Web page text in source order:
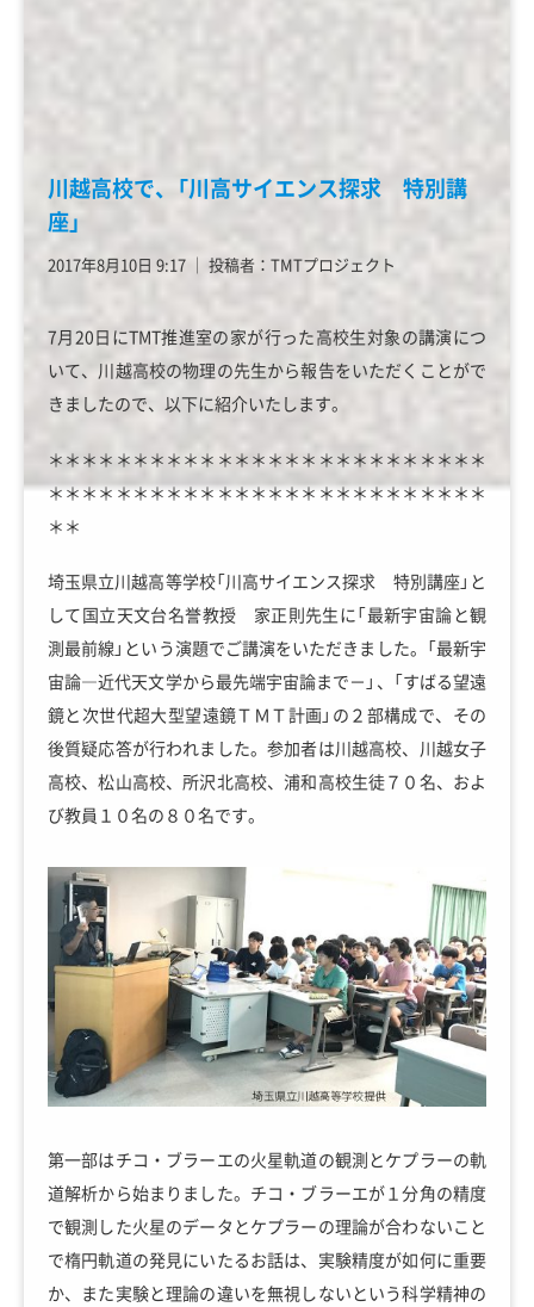
川越高校で、「川高サイエンス探求 特別講
座」
2017年8月10日 9:17 │ 投稿者：TMTプロジェクト
7月20日にTMT推進室の家が行った高校生対象の講演につ
いて、川越高校の物理の先生から報告をいただくことがで
きましたので、以下に紹介いたします。
＊＊＊＊＊＊＊＊＊＊＊＊＊＊＊＊＊＊＊＊＊＊＊＊＊＊
＊＊＊＊＊＊＊＊＊＊＊＊＊＊＊＊＊＊＊＊＊＊＊＊＊＊
＊＊
埼玉県立川越高等学校「川高サイエンス探求 特別講座」と
して国立天文台名誉教授 家正則先生に「最新宇宙論と観
測最前線」という演題でご講演をいただきました。「最新宇
宙論―近代天文学から最先端宇宙論まで－」、「すばる望遠
鏡と次世代超大型望遠鏡ＴＭＴ計画」の２部構成で、その
後質疑応答が行われました。参加者は川越高校、川越女子
高校、松山高校、所沢北高校、浦和高校生徒７０名、およ
び教員１０名の８０名です。
第一部はチコ・ブラーエの火星軌道の観測とケプラーの軌
道解析から始まりました。チコ・ブラーエが１分角の精度
で観測した火星のデータとケプラーの理論が合わないこと
で楕円軌道の発見にいたるお話は、実験精度が如何に重要
か、また実験と理論の違いを無視しないという科学精神の